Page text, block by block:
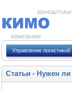
Управление логистикой
Статьи- Нужен ли